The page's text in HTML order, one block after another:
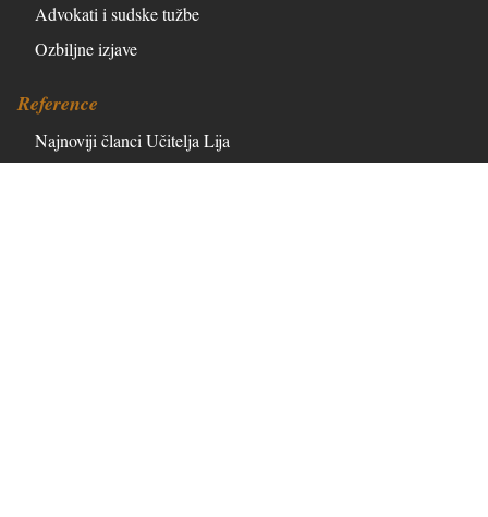
Advokati i sudske tužbe
Ozbiljne izjave
Reference
Najnoviji članci Učitelja Lija